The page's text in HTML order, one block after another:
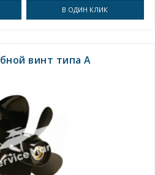
В ОДИН КЛИК
винт типа A